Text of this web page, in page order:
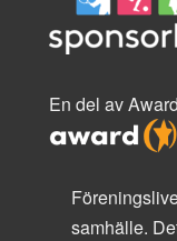
En del av
samhälle.